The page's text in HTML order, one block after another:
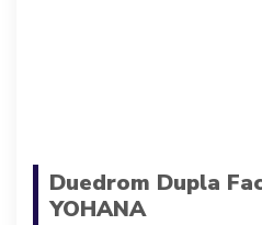
Duedrom Dupla
YOHANA